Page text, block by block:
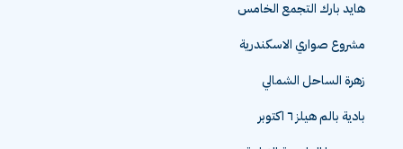
هايد بارك التجمع الخامس
مشروع صواري الاسكندرية
زهرة الساحل الشمالي
بادية بالم هيلز ٦ اكتوبر